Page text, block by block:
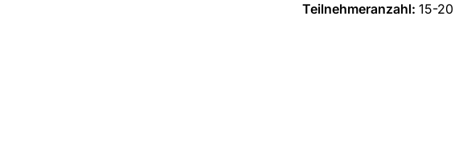
Teilnehmeranzahl: 15-20